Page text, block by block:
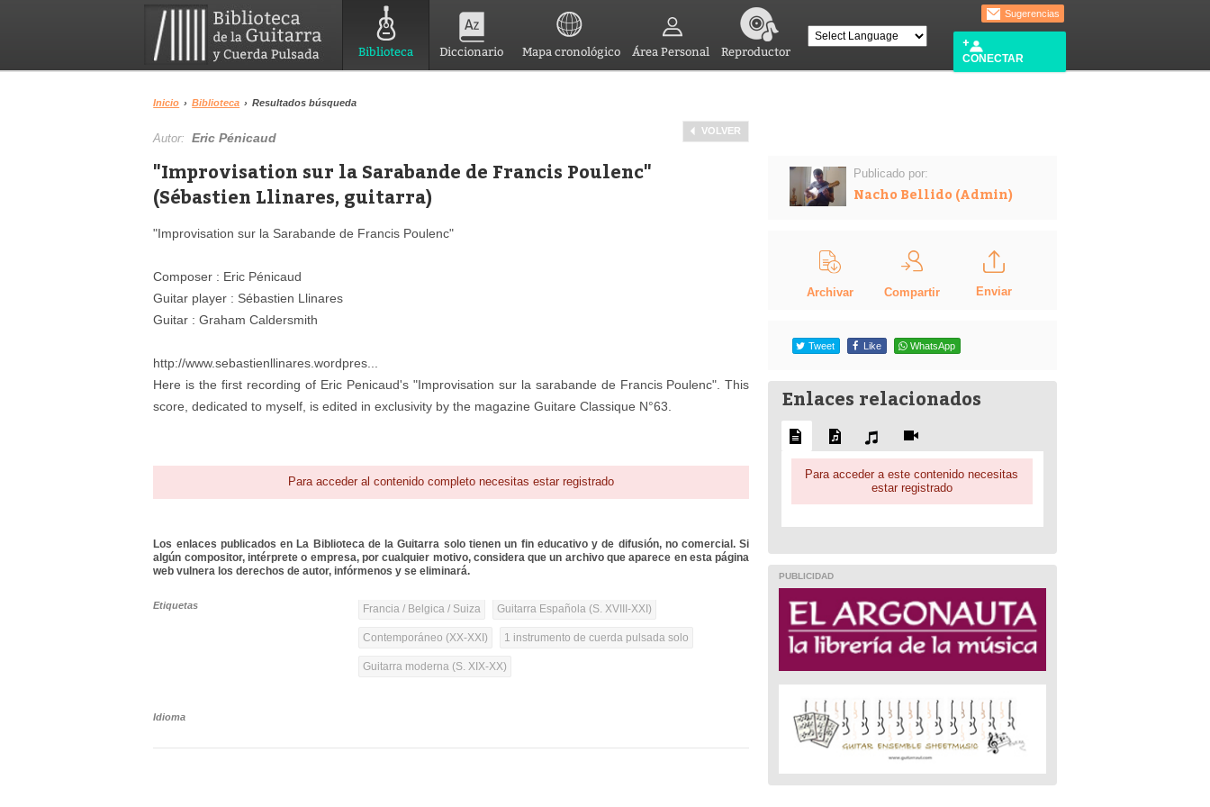
Biblioteca Diccionario Mapa cronológico Área Personal Reproductor
Sugerencias
CONECTAR
Inicio › Biblioteca › Resultados búsqueda
VOLVER
Autor:Eric Pénicaud
"Improvisation sur la Sarabande de Francis Poulenc"
(Sébastien Llinares, guitarra)
"Improvisation sur la Sarabande de Francis Poulenc"
Composer : Eric Pénicaud
Guitar player : Sébastien Llinares
Guitar : Graham Caldersmith
http://www.sebastienllinares.wordpres...
Here is the first recording of Eric Penicaud's "Improvisation sur la sarabande de Francis Poulenc". This
score, dedicated to myself, is edited in exclusivity by the magazine Guitare Classique N°63.
Para acceder al contenido completo necesitas estar registrado
Los enlaces publicados en La Biblioteca de la Guitarra solo tienen un fin educativo y de difusión, no comercial. Si
algún compositor, intérprete o empresa, por cualquier motivo, considera que un archivo que aparece en esta página
web vulnera los derechos de autor, infórmenos y se eliminará.
Etiquetas Francia / Belgica / Suiza Guitarra Española (S. XVIII-XXI)
Contemporáneo (XX-XXI) 1 instrumento de cuerda pulsada solo
Guitarra moderna (S. XIX-XX)
Idioma
Publicado por:
Nacho Bellido (Admin)
Archivar Compartir Enviar
Tweet Like WhatsApp
Enlaces relacionados
Para acceder a este contenido necesitas
estar registrado
PUBLICIDAD